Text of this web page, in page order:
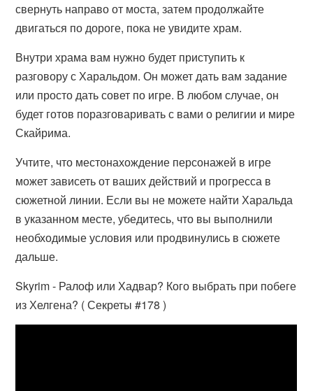
свернуть направо от моста, затем продолжайте
двигаться по дороге, пока не увидите храм.
Внутри храма вам нужно будет приступить к
разговору с Харальдом. Он может дать вам задание
или просто дать совет по игре. В любом случае, он
будет готов поразговаривать с вами о религии и мире
Скайрима.
Учтите, что местонахождение персонажей в игре
может зависеть от ваших действий и прогресса в
сюжетной линии. Если вы не можете найти Харальда
в указанном месте, убедитесь, что вы выполнили
необходимые условия или продвинулись в сюжете
дальше.
Skyrim - Ралоф или Хадвар? Кого выбрать при побеге
из Хелгена? ( Секреты #178 )